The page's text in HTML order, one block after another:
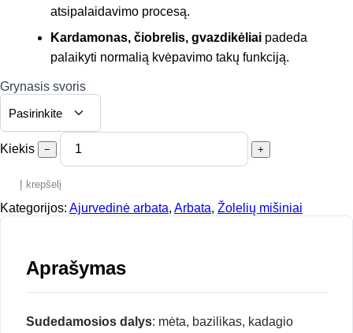
atsipalaidavimo procesą.
Kardamonas, čiobrelis, gvazdikėliai padeda
palaikyti normalią kvėpavimo takų funkciją.
Grynasis svoris
Kiekis − +
Į krepšelį
Kategorijos: Ajurvedinė arbata, Arbata, Žolelių mišiniai
Aprašymas
Sudedamosios dalys: mėta, bazilikas, kadagio